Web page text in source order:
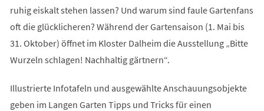
ruhig eiskalt stehen lassen? Und warum sind faule Gartenfans
oft die glücklicheren? Während der Gartensaison (1. Mai bis
31. Oktober) öffnet im Kloster Dalheim die Ausstellung „Bitte
Wurzeln schlagen! Nachhaltig gärtnern“.
Illustrierte Infotafeln und ausgewählte Anschauungsobjekte
geben im Langen Garten Tipps und Tricks für einen